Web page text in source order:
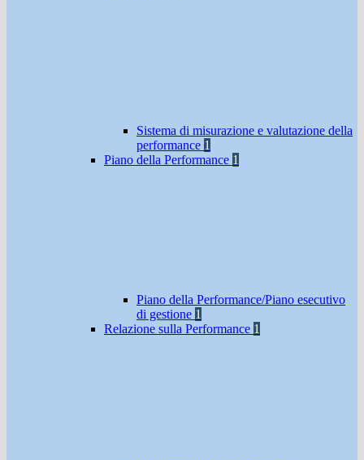
Sistema di misurazione e valutazione della
performance 1
Piano della Performance 1
Piano della Performance/Piano esecutivo
di gestione 1
Relazione sulla Performance 1